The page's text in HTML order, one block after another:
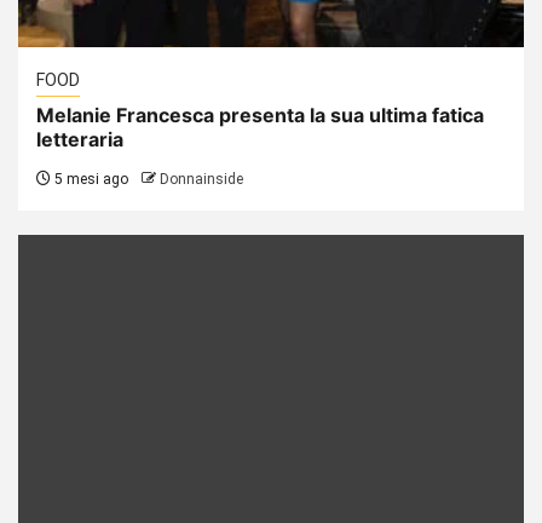
FOOD
Melanie Francesca presenta la sua ultima fatica
letteraria
5 mesi ago Donnainside